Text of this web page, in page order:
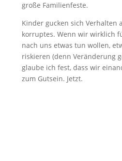
große Familienfeste.
Kinder gucken sich Verhalten
korruptes. Wenn wir wirklich
nach uns etwas tun wollen,
riskieren (denn Veränderung
glaube ich fest, dass wir
zum Gutsein. Jetzt.